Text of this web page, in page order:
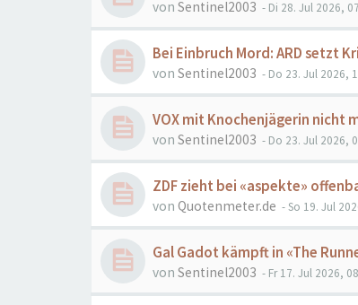
von Sentinel2003 - Di 28. Jul 2026,
Bei Einbruch Mord: ARD setzt
von Sentinel2003 - Do 23. Jul 2026,
VOX mit Knochenjägerin nicht
von Sentinel2003 - Do 23. Jul 2026,
ZDF zieht bei «aspekte»
von Quotenmeter.de - So 19. Jul
Gal Gadot kämpft in «The
von Sentinel2003 - Fr 17. Jul 2026,